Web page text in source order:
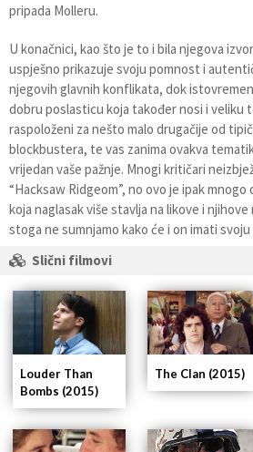
pripada Molleru.
U konačnici, kao što je to i bila njegova
uspješno prikazuje svoju pomnost i
njegovih glavnih konflikata, dok
dobru poslasticu koja također nosi i veliku
raspoloženi za nešto malo drugačije od
blockbustera, te vas zanima ovakva
vrijedan vaše pažnje. Mnogi kritičari
“Hacksaw Ridgeom”, no ovo je ipak
koja naglasak više stavlja na likove i
stoga ne sumnjamo kako će i on imati
Slični filmovi
The Clan (2015)
Louder Than
Bombs (2015)